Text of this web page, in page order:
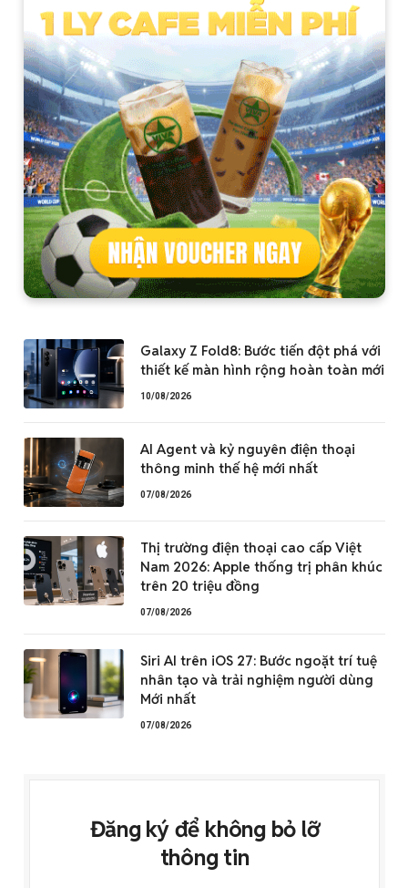
Galaxy Z Fold8: Bước tiến đột phá với
thiết kế màn hình rộng hoàn toàn mới
10/08/2026
AI Agent và kỷ nguyên điện thoại
thông minh thế hệ mới nhất
07/08/2026
Thị trường điện thoại cao cấp Việt
Nam 2026: Apple thống trị phân khúc
trên 20 triệu đồng
07/08/2026
Siri AI trên iOS 27: Bước ngoặt trí tuệ
nhân tạo và trải nghiệm người dùng
Mới nhất
07/08/2026
Đăng ký để không bỏ lỡ
thông tin